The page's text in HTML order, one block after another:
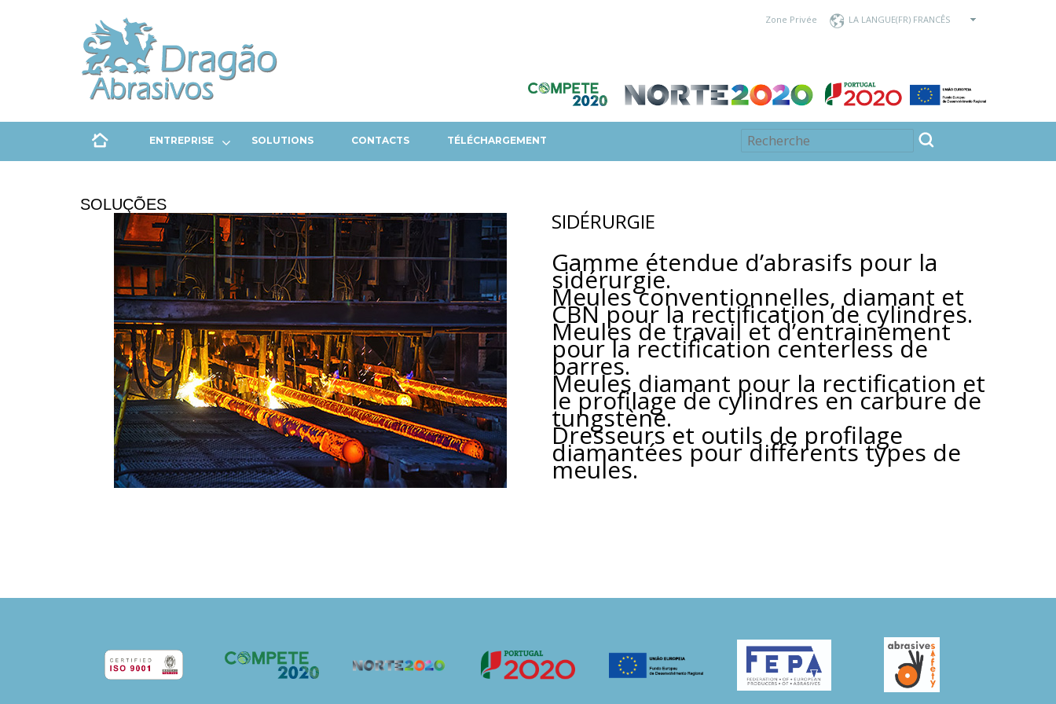
Zone Privée LA LANGUE
ENTREPRISE SOLUTIONS CONTACTS TÉLÉCHARGEMENT
SOLUÇÕES
SIDÉRURGIE
Gamme étendue d’abrasifs pour la
sidérurgie.
Meules conventionnelles, diamant et
CBN pour la rectification de cylindres.
Meules de travail et d’entrainement
pour la rectification centerless de
barres.
Meules diamant pour la rectification et
le profilage de cylindres en carbure de
tungstène.
Dresseurs et outils de profilage
diamantées pour différents types de
meules.